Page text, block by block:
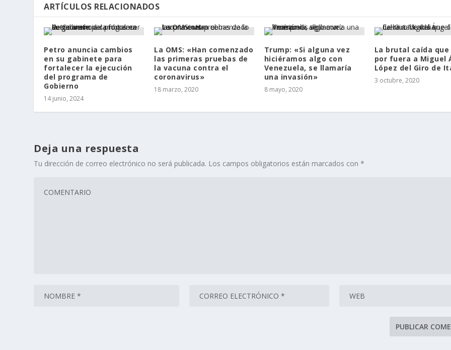
ARTÍCULOS RELACIONADOS
Petro anuncia cambios
en su gabinete para
fortalecer la ejecución
del programa de
Gobierno
14 junio, 2024
La OMS: «Han comenzado
las primeras pruebas de
la vacuna contra el
coronavirus»
18 marzo, 2020
Trump: «Si alguna vez
hiciéramos algo con
Venezuela, se llamaría
una invasión»
8 mayo, 2020
La brutal caída que
por fuera a Miguel
López del Giro de
3 octubre, 2020
Deja una respuesta
Tu dirección de correo electrónico no será publicada. Los campos obligatorios están marcados con*